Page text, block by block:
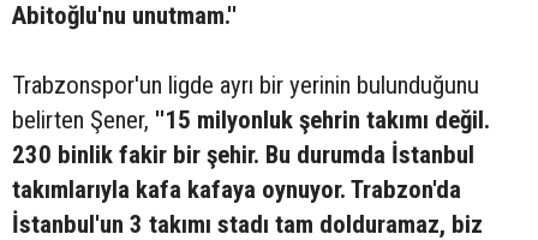
Abitoğlu'nu unutmam.''
Trabzonspor'un ligde ayrı bir yerinin bulunduğunu
belirten Şener, ''15 milyonluk şehrin takımı değil.
230 binlik fakir bir şehir. Bu durumda İstanbul
takımlarıyla kafa kafaya oynuyor. Trabzon'da
İstanbul'un 3 takımı stadı tam dolduramaz, biz